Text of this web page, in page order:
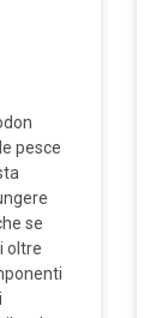
pesce
se
oltre